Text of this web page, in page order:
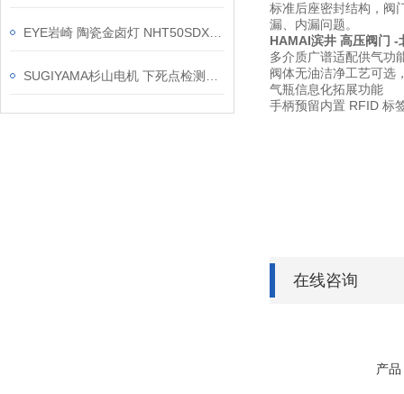
标准后座密封结构，阀
漏、内漏问题。
HAMAI滨井 高压阀门 -
多介质广谱适配供气功
阀体无油洁净工艺可选
气瓶信息化拓展功能
手柄预留内置 RFID 标
在线咨询
产品